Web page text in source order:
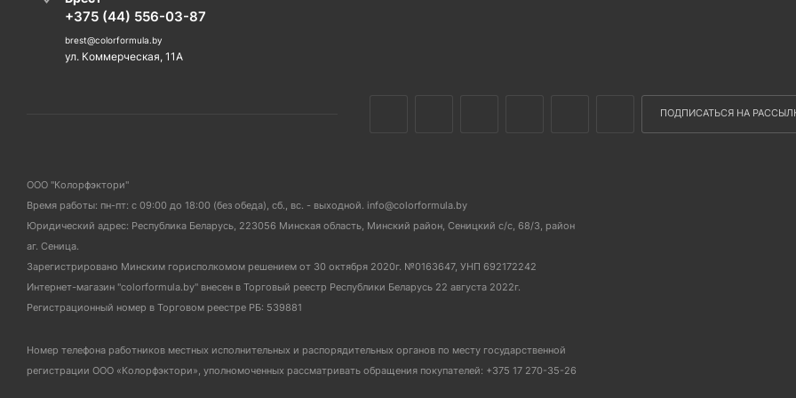
+375 (44) 556-03-87
brest@colorformula.by
ул. Коммерческая, 11А
ПОДПИСАТЬСЯ НА
ООО "Колорфэктори"
Время работы: пн-пт: с 09:00 до 18:00 (без обеда), сб., вс. - выходной. info@colorformula.by
Юридический адрес: Республика Беларусь, 223056 Минская область, Минский район, Сеницкий с/с, 68/3, район
аг. Сеница.
Зарегистрировано Минским горисполкомом решением от 30 октября 2020г. №0163647, УНП 692172242
Интернет-магазин "colorformula.by" внесен в Торговый реестр Республики Беларусь 22 августа 2022г.
Регистрационный номер в Торговом реестре РБ: 539881
Номер телефона работников местных исполнительных и распорядительных органов по месту государственной
регистрации ООО «Колорфэктори», уполномоченных рассматривать обращения покупателей: +375 17 270-35-26